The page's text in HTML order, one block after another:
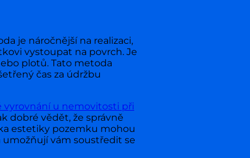
je náročnější na realizaci,
vystoupat na povrch. Je
plotů. Tato metoda
čas za údržbu
vyrovnání u nemovitosti při
dobré vědět, že správně
estetiky pozemku mohou
vám soustředit se